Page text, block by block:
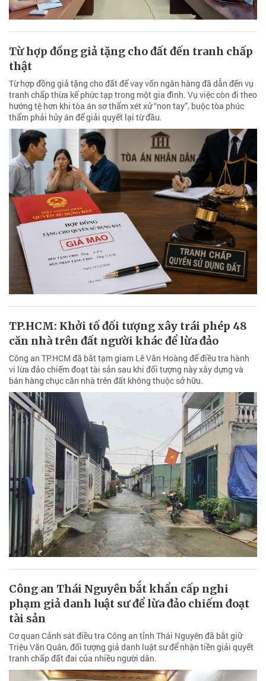
Từ hợp đồng giả tặng cho đất đến tranh chấp
thật
Từ hợp đồng giả tặng cho đất để vay vốn ngân hàng đã dẫn đến vụ
tranh chấp thừa kế phức tạp trong một gia đình. Vụ việc còn đi theo
hướng tệ hơn khi tòa án sơ thẩm xét xử “non tay”, buộc tòa phúc
thẩm phải hủy án để giải quyết lại từ đầu.
TP.HCM: Khởi tố đối tượng xây trái phép 48
căn nhà trên đất người khác để lừa đảo
Công an TP.HCM đã bắt tạm giam Lê Văn Hoàng để điều tra hành
vi lừa đảo chiếm đoạt tài sản sau khi đối tượng này xây dựng và
bán hàng chục căn nhà trên đất không thuộc sở hữu.
Công an Thái Nguyên bắt khẩn cấp nghi
phạm giả danh luật sư để lừa đảo chiếm đoạt
tài sản
Cơ quan Cảnh sát điều tra Công an tỉnh Thái Nguyên đã bắt giữ
Triệu Văn Quân, đối tượng giả danh luật sư để nhận tiền giải quyết
tranh chấp đất đai của nhiều người dân.